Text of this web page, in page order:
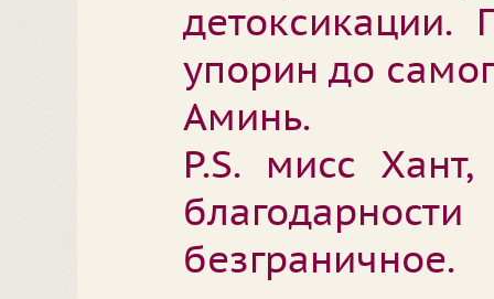
детоксикации.
упорин до
Аминь.
P.S. мисс
безграничное.